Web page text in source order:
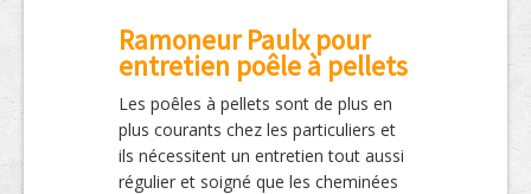
Ramoneur Paulx pour
entretien poêle à pellets
Les poêles à pellets sont de plus en
plus courants chez les particuliers et
ils nécessitent un entretien tout aussi
régulier et soigné que les cheminées